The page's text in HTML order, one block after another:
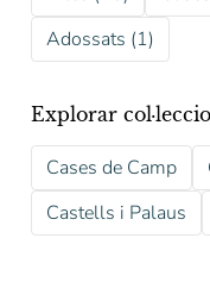
Adossats (1)
Explorar
Cases de Camp
Castells i Palaus